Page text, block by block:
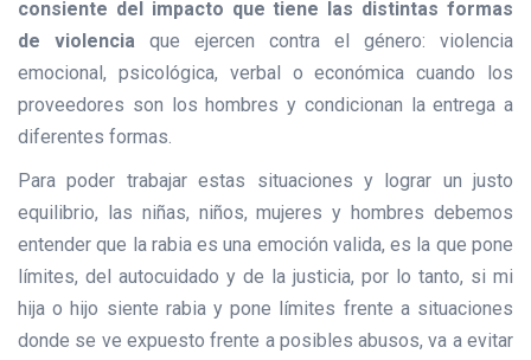
consiente del impacto que tiene las distintas formas
de violencia que ejercen contra el género: violencia
emocional, psicológica, verbal o económica cuando los
proveedores son los hombres y condicionan la entrega a
diferentes formas.
Para poder trabajar estas situaciones y lograr un justo
equilibrio, las niñas, niños, mujeres y hombres debemos
entender que la rabia es una emoción valida, es la que pone
límites, del autocuidado y de la justicia, por lo tanto, si mi
hija o hijo siente rabia y pone límites frente a situaciones
donde se ve expuesto frente a posibles abusos, va a evitar